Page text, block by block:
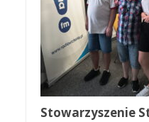
Stowarzyszenie